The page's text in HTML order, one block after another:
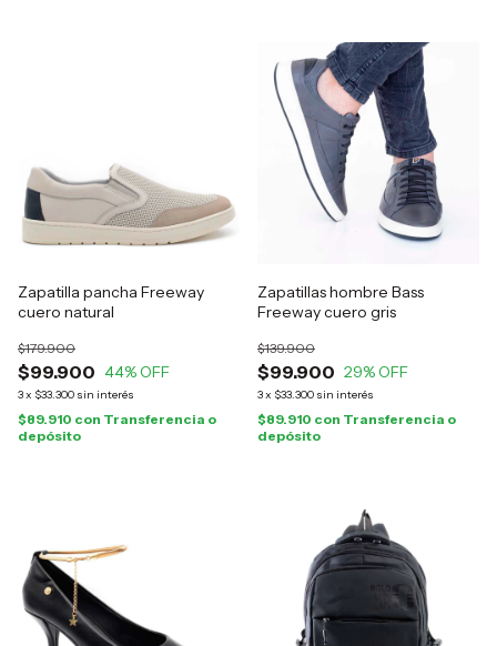
Zapatilla pancha Freeway
cuero natural
$99.900
$179.900
44% OFF
3x $33.300 sin interés
$89.910 con Transferencia o
depósito
Zapatillas hombre Bass
Freeway cuero gris
$99.900
$139.900
29% OFF
3x $33.300 sin interés
$89.910 con Transferencia o
depósito